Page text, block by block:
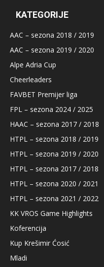
KATEGORIJE
AAC – sezona 2018 / 2019
AAC – sezona 2019 / 2020
Alpe Adria Cup
Cheerleaders
FAVBET Premijer liga
FPL – sezona 2024 / 2025
HAAC – sezona 2017 / 2018
HTPL – sezona 2018 / 2019
HTPL – sezona 2019 / 2020
HTPL – sezona 2017 / 2018
HTPL – sezona 2020 / 2021
HTPL – sezona 2021 / 2022
KK VROS Game Highlights
Koferencija
Kup Krešimir Ćosić
Mladi